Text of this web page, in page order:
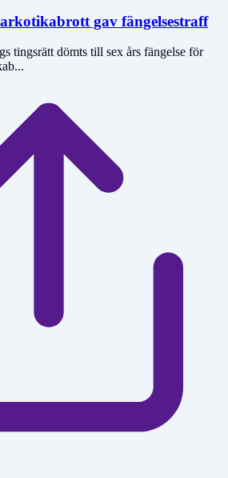
gav fängelsestraff
tingsrätt dömts till sex års fängelse för